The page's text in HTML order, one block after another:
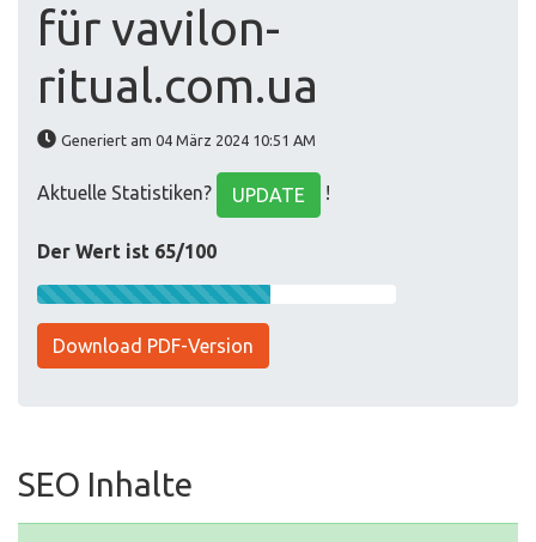
für vavilon-
ritual.com.ua
Generiert am 04 März 2024 10:51 AM
Aktuelle Statistiken? UPDATE !
Der Wert ist 65/100
Download PDF-Version
SEO Inhalte